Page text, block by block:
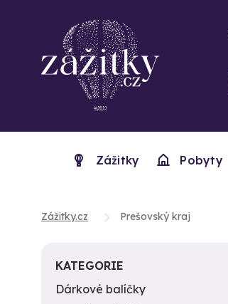
Zážitky Pobyty
Zážitky.cz Prešovský kraj
KATEGORIE
Dárkové balíčky